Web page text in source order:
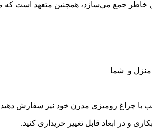
جمع می‌سازد، همچنین متعهد است که
منزل و شما
با چراغ رومیزی مدرن خود نیز سفارش
و در ابعاد قابل تغییر خریداری کنید.